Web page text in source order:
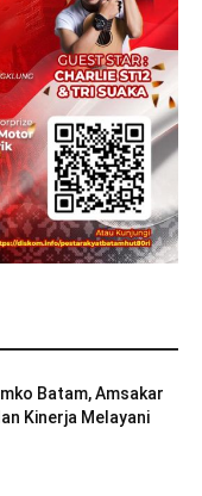
Batam, Amsakar
Kinerja Melayani